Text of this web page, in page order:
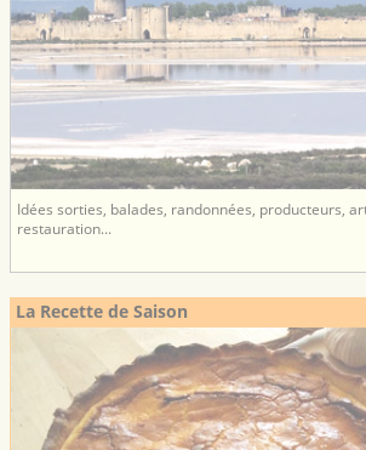
Idées sorties, balades, randonnées, producteurs,
restauration...
La Recette de Saison